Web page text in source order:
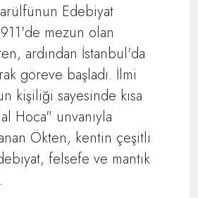
Edebiyat
mezun olan
ardından İstanbul'da
göreve başladı. İlmi
kişiliği sayesinde kısa
Hoca" unvanıyla
Ökten, kentin çeşitli
felsefe ve mantık